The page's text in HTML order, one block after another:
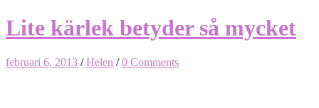
Lite kärlek betyder så mycket
februari 6, 2013 /Helen /0 Comments